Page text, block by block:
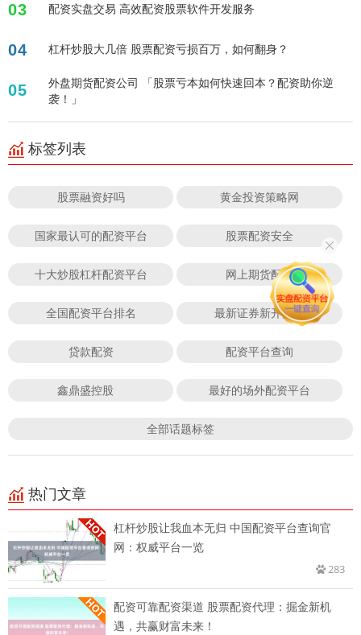
03 配资实盘交易 高效配资股票软件开发服务
04 杠杆炒股大几倍 股票配资亏损百万，如何翻身？
05
外盘期货配资公司 「股票亏本如何快速回本？配资助你逆
袭！」
标签列表
股票融资好吗 黄金投资策略网
国家最认可的配资平台 股票配资安全
十大炒股杠杆配资平台 网上期货配资
全国配资平台排名 最新证券新开户数
贷款配资 配资平台查询
鑫鼎盛控股 最好的场外配资平台
全部话题标签
热门文章
杠杆炒股让我血本无归 中国配资平台查询官
网：权威平台一览
283
配资可靠配资渠道 股票配资代理：掘金新机
遇，共赢财富未来！